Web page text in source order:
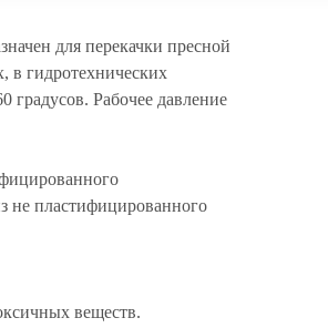
для перекачки пресной
в гидротехнических
градусов. Рабочее давление
не пластифицированного
веществ.